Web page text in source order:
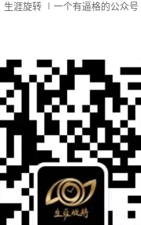
生涯旋转 ∣一个有逼格的公众号